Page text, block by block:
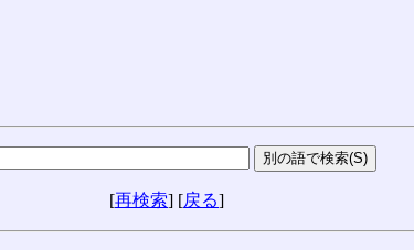
[再検索] [戻る]